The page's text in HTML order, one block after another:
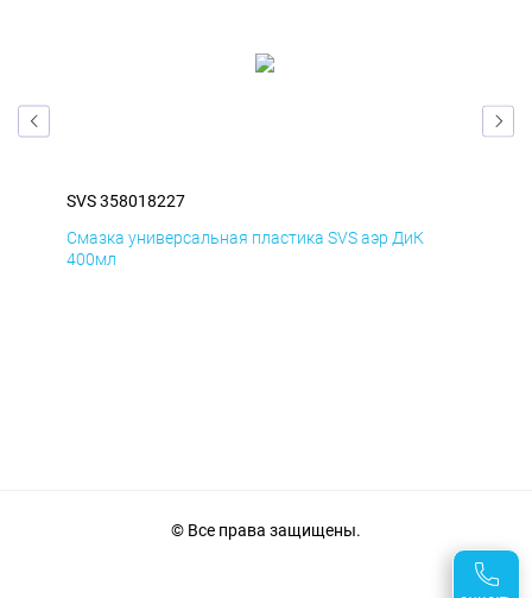
SVS 358018227
Смазка универсальная пластика SVS аэр ДиК
400мл
© Все права защищены.